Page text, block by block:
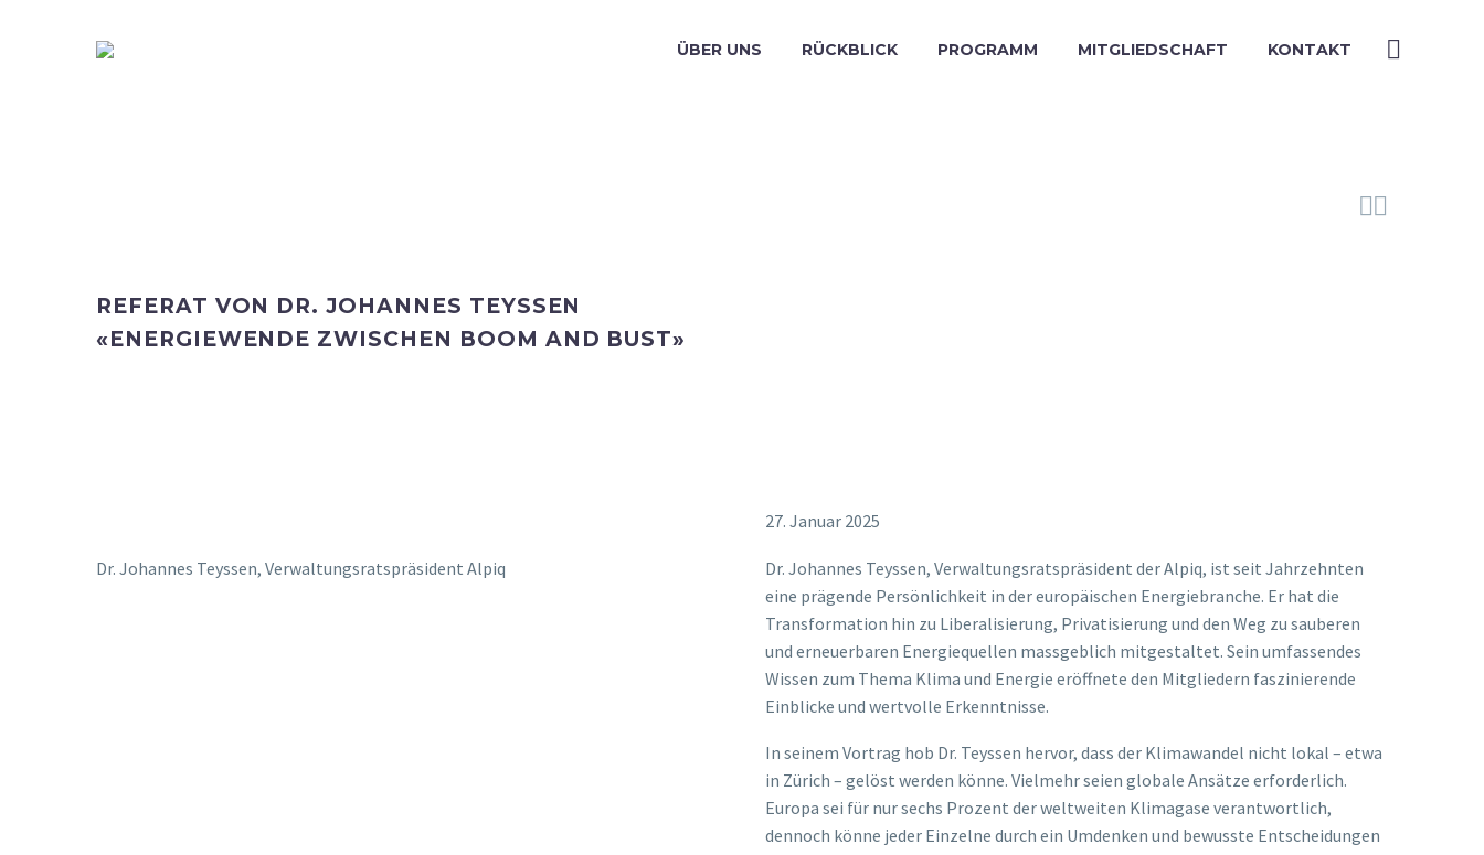
ÜBER UNS RÜCKBLICK PROGRAMM MITGLIEDSCHAFT KONTAKT

REFERAT VON DR. JOHANNES TEYSSEN
«ENERGIEWENDE ZWISCHEN BOOM AND BUST»
Dr. Johannes Teyssen, Verwaltungsratspräsident Alpiq
27. Januar 2025
Dr. Johannes Teyssen, Verwaltungsratspräsident der Alpiq, ist seit Jahrzehnten
eine prägende Persönlichkeit in der europäischen Energiebranche. Er hat die
Transformation hin zu Liberalisierung, Privatisierung und den Weg zu sauberen
und erneuerbaren Energiequellen massgeblich mitgestaltet. Sein umfassendes
Wissen zum Thema Klima und Energie eröffnete den Mitgliedern faszinierende
Einblicke und wertvolle Erkenntnisse.
In seinem Vortrag hob Dr. Teyssen hervor, dass der Klimawandel nicht lokal – etwa
in Zürich – gelöst werden könne. Vielmehr seien globale Ansätze erforderlich.
Europa sei für nur sechs Prozent der weltweiten Klimagase verantwortlich,
dennoch könne jeder Einzelne durch ein Umdenken und bewusste Entscheidungen